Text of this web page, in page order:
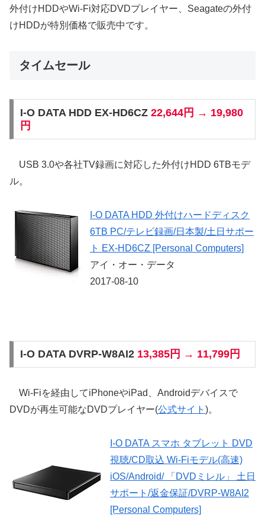
外付けHDDやWi-Fi対応DVDプレイヤー、Seagateの外付
けHDDが特別価格で販売中です。
タイムセール
I-O DATA HDD EX-HD6CZ 22,644円 → 19,980
円
USB 3.0や各社TV録画に対応した外付けHDD 6TBモデ
ル。
I-O DATA HDD 外付けハードディスク
6TB PC/テレビ録画/日本製/土日サポー
ト EX-HD6CZ [Personal Computers]
アイ・オー・データ
2017-08-10
I-O DATA DVRP-W8AI2 13,385円 → 11,799円
Wi-Fiを経由してiPhoneやiPad、Androidデバイスで
DVDが再生可能なDVDプレイヤー(公式サイト )。
I-O DATA スマホ タブレット DVD
視聴/CD取込 Wi-Fiモデル(高速)
iOS/Android/ 「DVDミレル」 土日
サポート/返金保証/DVRP-W8AI2
[Personal Computers]